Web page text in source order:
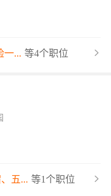
一... 等4个职位
五... 等1个职位